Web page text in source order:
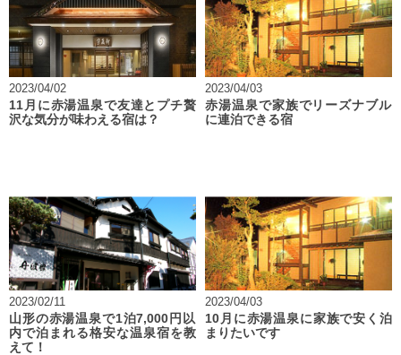
2023/04/02
11月に赤湯温泉で友達とプチ贅
沢な気分が味わえる宿は？
2023/04/03
赤湯温泉で家族でリーズナブル
に連泊できる宿
2023/02/11
山形の赤湯温泉で1泊7,000円以
内で泊まれる格安な温泉宿を教
えて！
2023/04/03
10月に赤湯温泉に家族で安く泊
まりたいです